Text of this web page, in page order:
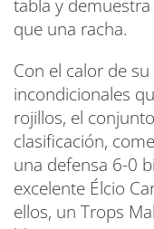
tabla y
que una racha.
Con el calor de
incondicionales
rojillos, el
clasificación,
una defensa 6-0
excelente Élcio
ellos, un Trops